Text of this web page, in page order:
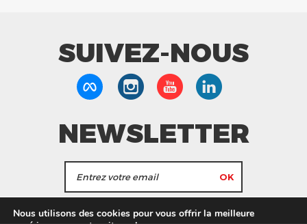
SUIVEZ-NOUS
NEWSLETTER
J'accepte de recevoir les actualités et les
Nous utilisons des cookies pour vous offrir la meilleure